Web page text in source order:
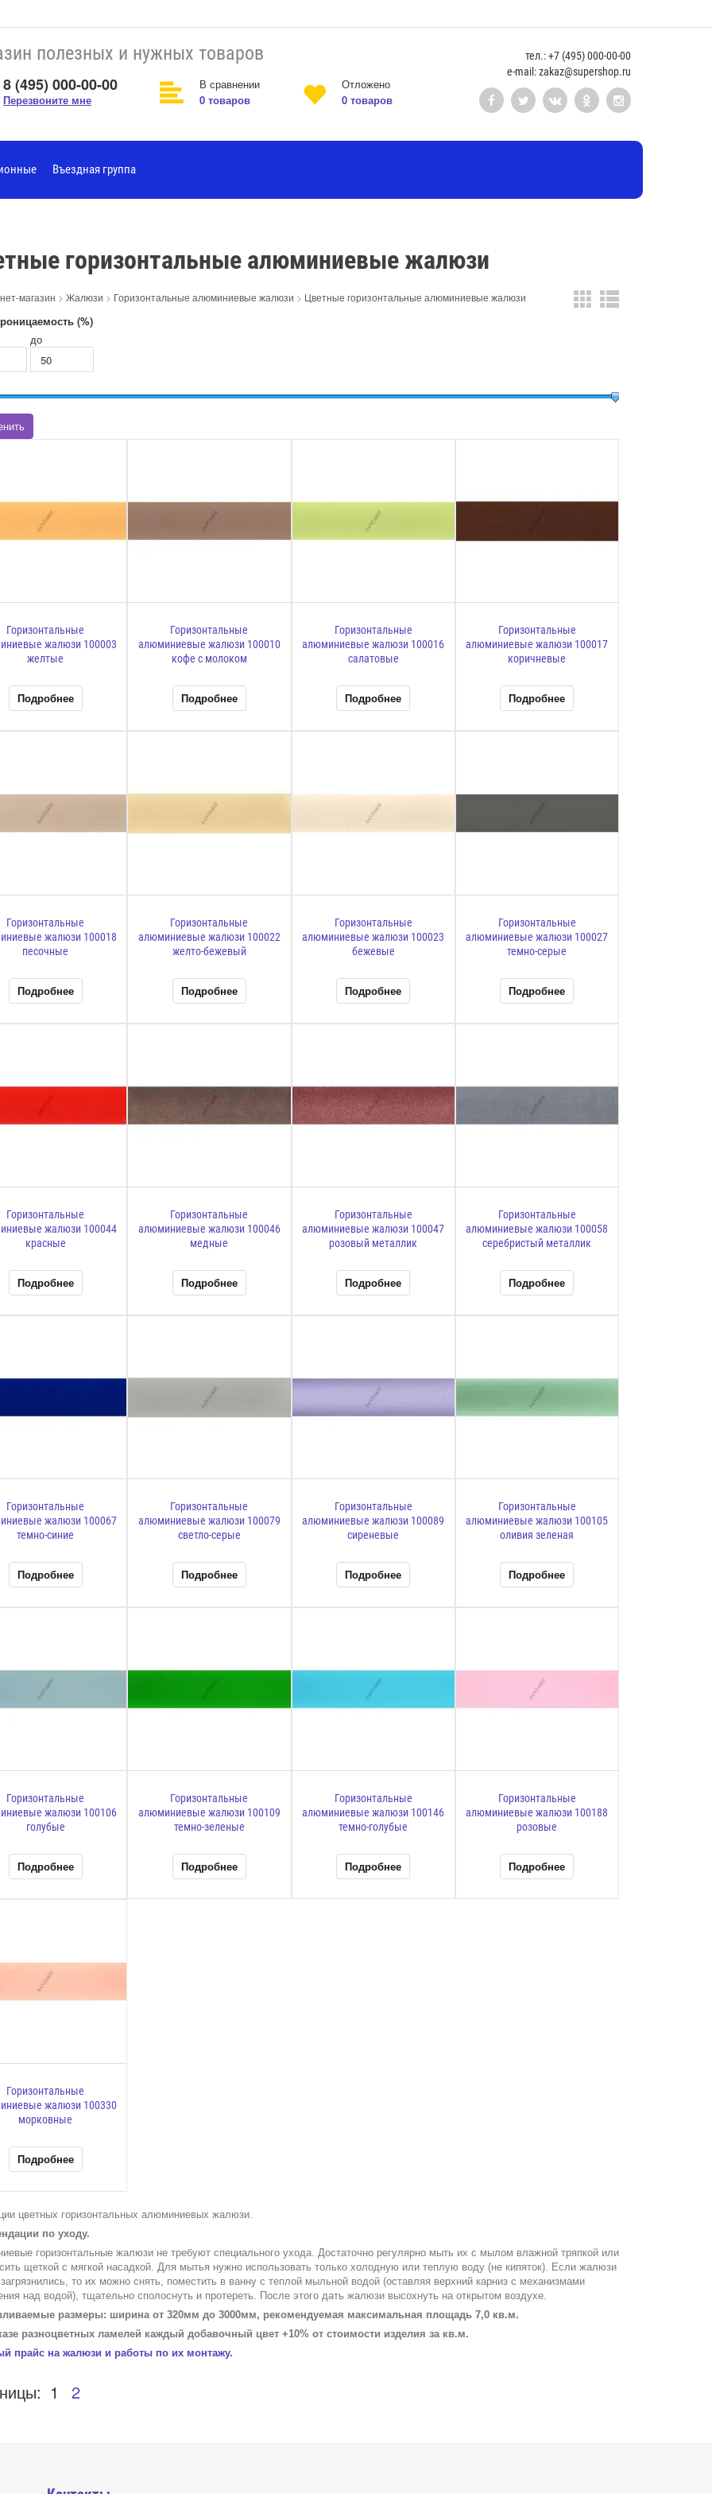
полезных и нужных товаров
8 (495) 000-00-00
Перезвоните мне
В сравнении
0 товаров
Отложено
0 товаров
тел.: +7 (495) 000-00-00
e-mail: zakaz@supershop.ru
Въездная группа
горизонтальные алюминиевые жалюзи
магазин > Жалюзи > Горизонтальные алюминиевые жалюзи > Цветные горизонтальные алюминиевые жалюзи
(%)
до
Горизонтальные
жалюзи 100003
желтые
Подробнее
Горизонтальные
алюминиевые жалюзи 100010
кофе с молоком
Подробнее
Горизонтальные
алюминиевые жалюзи 100016
салатовые
Подробнее
Горизонтальные
алюминиевые жалюзи 100017
коричневые
Подробнее
Горизонтальные
жалюзи 100018
песочные
Подробнее
Горизонтальные
алюминиевые жалюзи 100022
желто-бежевый
Подробнее
Горизонтальные
алюминиевые жалюзи 100023
бежевые
Подробнее
Горизонтальные
алюминиевые жалюзи 100027
темно-серые
Подробнее
Горизонтальные
жалюзи 100044
красные
Подробнее
Горизонтальные
алюминиевые жалюзи 100046
медные
Подробнее
Горизонтальные
алюминиевые жалюзи 100047
розовый металлик
Подробнее
Горизонтальные
алюминиевые жалюзи 100058
серебристый металлик
Подробнее
Горизонтальные
жалюзи 100067
темно-синие
Подробнее
Горизонтальные
алюминиевые жалюзи 100079
светло-серые
Подробнее
Горизонтальные
алюминиевые жалюзи 100089
сиреневые
Подробнее
Горизонтальные
алюминиевые жалюзи 100105
оливия зеленая
Подробнее
Горизонтальные
жалюзи 100106
голубые
Подробнее
Горизонтальные
алюминиевые жалюзи 100109
темно-зеленые
Подробнее
Горизонтальные
алюминиевые жалюзи 100146
темно-голубые
Подробнее
Горизонтальные
алюминиевые жалюзи 100188
розовые
Подробнее
Горизонтальные
жалюзи 100330
морковные
Подробнее
цветных горизонтальных алюминиевых жалюзи.
по уходу.
горизонтальные жалюзи не требуют специального ухода. Достаточно регулярно мыть их с мылом влажной тряпкой или
щеткой с мягкой насадкой. Для мытья нужно использовать только холодную или теплую воду (не кипяток). Если жалюзи
то их можно снять, поместить в ванну с теплой мыльной водой (оставляя верхний карниз с механизмами
над водой), тщательно сполоснуть и протереть. После этого дать жалюзи высохнуть на открытом воздухе.
размеры: ширина от 320мм до 3000мм, рекомендуемая максимальная площадь 7,0 кв.м.
разноцветных ламелей каждый добавочный цвет +10% от стоимости изделия за кв.м.
прайс на жалюзи и работы по их монтажу.
1 2